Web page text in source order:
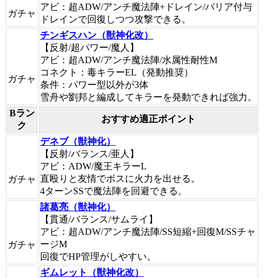
ガチャ
アビ：超ADW/アンチ魔法陣+ドレイン/バリア付与
ドレインで回復しつつ攻撃できる。
ガチャ
チンギスハン（獣神化改）
【反射/超パワー/魔人】
アビ：超ADW/アンチ魔法陣/水属性耐性M
コネクト：毒キラーEL（発動推奨）
条件：パワー型以外が3体
雪舟や劉邦と編成してキラーを発動できれば強力。
Bラン
ク
おすすめ適正ポイント
ガチャ
デネブ（獣神化）
【反射/バランス/亜人】
アビ：ADW/魔王キラーL
直殴りと友情でボスに火力を出せる。
4ターンSSで魔法陣を回避できる。
ガチャ
諸葛亮（獣神化）
【貫通/バランス/サムライ】
アビ：超ADW/アンチ魔法陣/SS短縮+回復M/SSチャ
ージM
回復でHP管理がしやすい。
ギムレット（獣神化改）